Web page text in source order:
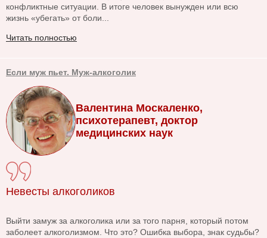
конфликтные ситуации. В итоге человек вынужден или всю
жизнь «убегать» от боли...
Читать полностью
Если муж пьет. Муж-алкоголик
Валентина Москаленко,
психотерапевт, доктор
медицинских наук
Невесты алкоголиков
Выйти замуж за алкоголика или за того парня, который потом
заболеет алкоголизмом. Что это? Ошибка выбора, знак судьбы?